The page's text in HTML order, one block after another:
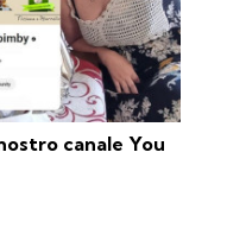
canale You